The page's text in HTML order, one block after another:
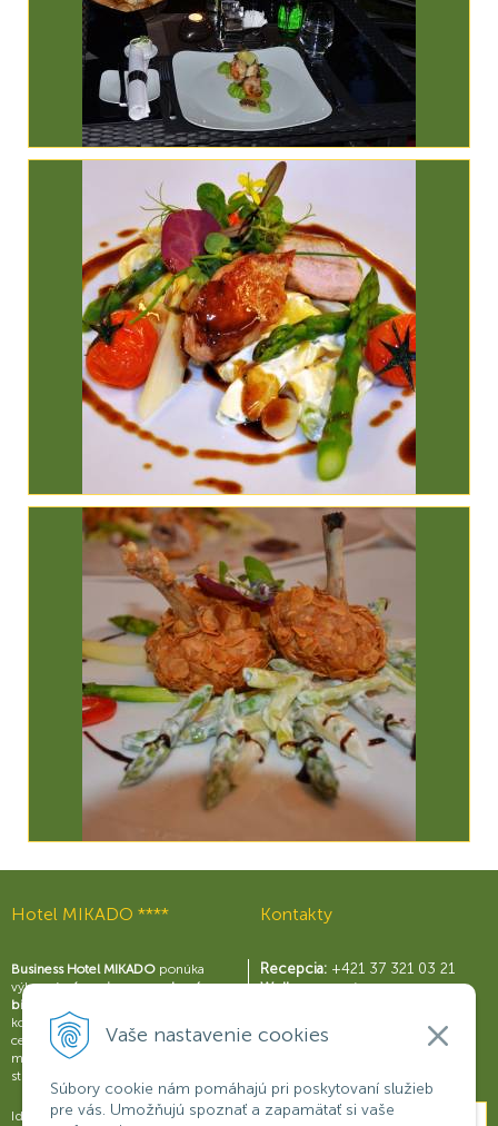
Vaše nastavenie cookies
Súbory cookie nám pomáhajú pri poskytovaní služieb
pre vás. Umožňujú spoznať a zapamätať si vaše
Hotel MIKADO ****
Business Hotel MIKADO ponúka
výbornézázemie pre moderný
biznis
konferenčnými sálami a business
centrom, širokou škálou služieb a
možnosťami na relax a príjemné
strávenie voľného času.
Ideálne miesto na obchodné
Kontakty
Recepcia: +421 37 321 03 21
Wellness centrum:
Reštaurácia Rouge: